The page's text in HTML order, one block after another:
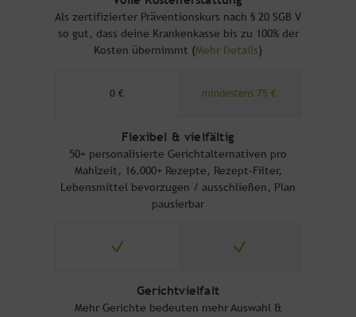
Als zertifizierter Präventionskurs nach § 20 SGB V
so gut, dass deine Krankenkasse bis zu 100% der
Kosten übernimmt (Mehr Details)
0 € mindestens 75 €
Flexibel & vielfältig
50+ personalisierte Gerichtalternativen pro
Mahlzeit, 16.000+ Rezepte, Rezept-Filter,
Lebensmittel bevorzugen / ausschließen, Plan
pausierbar
Gerichtvielfalt
Mehr Gerichte bedeuten mehr Auswahl &